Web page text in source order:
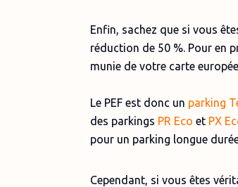
Enfin, sachez que si vous
réduction de 50 %. Pour en
munie de votre carte
Le PEF est donc un parking
des parkings PR Eco et PX
pour un parking longue
Cependant, si vous êtes